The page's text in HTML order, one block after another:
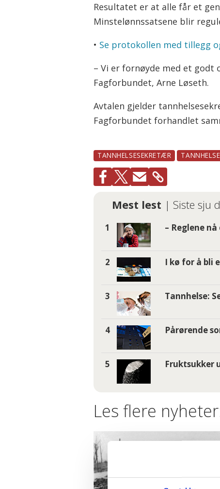
Resultatet er at alle får et
Minstelønnssatsene blir
• Se protokollen med tillegg
– Vi er fornøyde med et
Fagforbundet, Arne Løseth.
Avtalen gjelder
Fagforbundet forhandlet
TANNHELSESEKRETÆR TANNHELSE
Mest lest | Siste sju
– Reglene
I kø for å bli
Tannhelse:
Pårørende
Fruktsukker
Les flere